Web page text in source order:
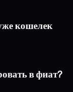
кошелек
в фиат?